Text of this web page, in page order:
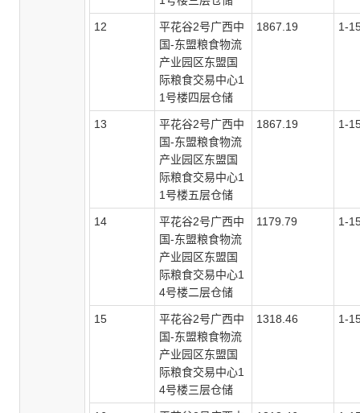
12 平花谷2号广西中
国-东盟粮食物流
产业园区东盟国
际粮食交易中心1
1号楼四层仓储
1867.19 1-
13 平花谷2号广西中
国-东盟粮食物流
产业园区东盟国
际粮食交易中心1
1号楼五层仓储
1867.19 1-
14 平花谷2号广西中
国-东盟粮食物流
产业园区东盟国
际粮食交易中心1
4号楼二层仓储
1179.79 1-
15 平花谷2号广西中
国-东盟粮食物流
产业园区东盟国
际粮食交易中心1
4号楼三层仓储
1318.46 1-